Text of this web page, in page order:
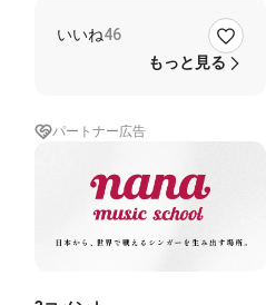
８番線中央道り、蝉時雨の
オーケストレーション
とんがってスパイダー、モ
化
コールとキャスター、売春
Oh… 陽性？陰性？インテ
リぶる男性
つかせてバンザイ
いいね46
もっと見る
パートナー広告